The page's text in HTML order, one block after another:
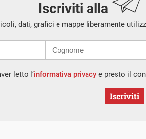
Iscriviti alla
dati, grafici e mappe liberamente
letto l’informativa privacye presto il
Iscriviti